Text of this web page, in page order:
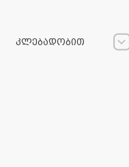
კლებადობით